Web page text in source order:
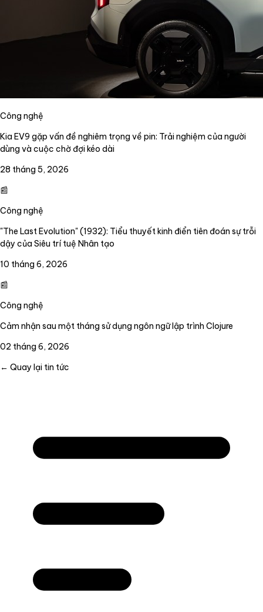
Công nghệ
Kia EV9 gặp vấn đề nghiêm trọng về pin: Trải nghiệm của người
dùng và cuộc chờ đợi kéo dài
28 tháng 5, 2026
📰
Công nghệ
"The Last Evolution" (1932): Tiểu thuyết kinh điển tiên đoán sự trỗi
dậy của Siêu trí tuệ Nhân tạo
10 tháng 6, 2026
📰
Công nghệ
Cảm nhận sau một tháng sử dụng ngôn ngữ lập trình Clojure
02 tháng 6, 2026
← Quay lại tin tức